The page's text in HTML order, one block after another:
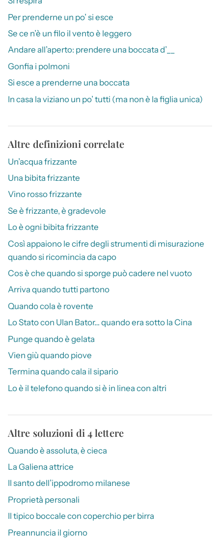
Per prenderne un po’ si esce
Se ce n’è un filo il vento è leggero
Andare all’aperto: prendere una boccata d’__
Gonfia i polmoni
Si esce a prenderne una boccata
In casa la viziano un po’ tutti (ma non è la figlia unica)
Altre definizioni correlate
Un’acqua frizzante
Una bibita frizzante
Vino rosso frizzante
Se è frizzante, è gradevole
Lo è ogni bibita frizzante
Così appaiono le cifre degli strumenti di misurazione
quando si ricomincia da capo
Cos è che quando si sporge può cadere nel vuoto
Arriva quando tutti partono
Quando cola è rovente
Lo Stato con Ulan Bator… quando era sotto la Cina
Punge quando è gelata
Vien giù quando piove
Termina quando cala il sipario
Lo è il telefono quando si è in linea con altri
Altre soluzioni di 4 lettere
Quando è assoluta, è cieca
La Galiena attrice
Il santo dell’ippodromo milanese
Proprietà personali
Il tipico boccale con coperchio per birra
Preannuncia il giorno